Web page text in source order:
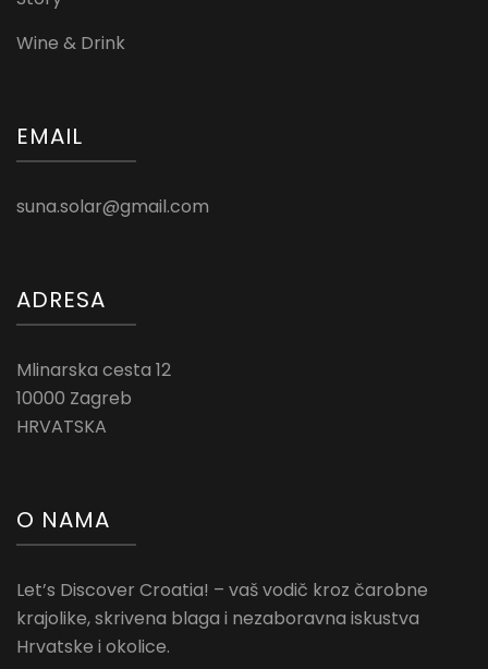
Wine & Drink
EMAIL
suna.solar@gmail.com
ADRESA
Mlinarska cesta 12
10000 Zagreb
HRVATSKA
O NAMA
Let’s Discover Croatia! – vaš vodič kroz čarobne
krajolike, skrivena blaga i nezaboravna iskustva
Hrvatske i okolice.